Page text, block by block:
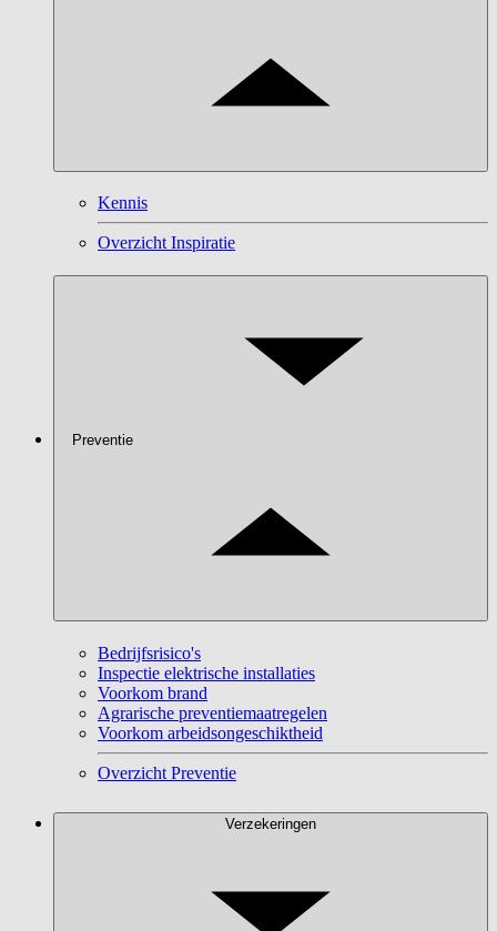
Kennis
Overzicht Inspiratie
Preventie
Bedrijfsrisico's
Inspectie elektrische installaties
Voorkom brand
Agrarische preventiemaatregelen
Voorkom arbeidsongeschiktheid
Overzicht Preventie
Verzekeringen